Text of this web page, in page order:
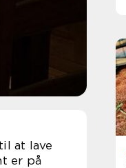
at lave
er på